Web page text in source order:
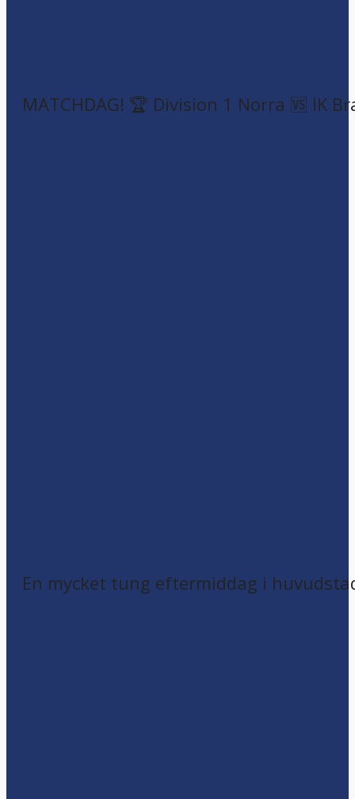
MATCHDAG! 🏆 Division 1 Norra 🆚 IK
En mycket tung eftermiddag i